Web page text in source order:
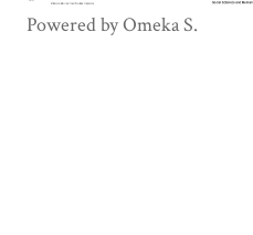
Powered by Omeka S.